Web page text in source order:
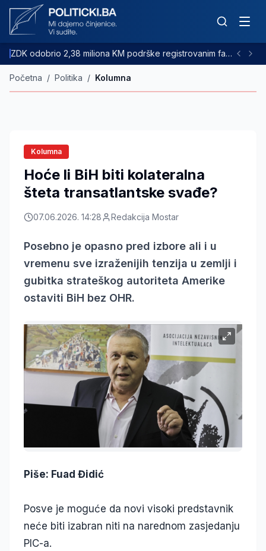
ZDK odobrio 2,38 miliona KM podrške registrovanim farmama goveda
Početna / Politika / Kolumna
Kolumna
Hoće li BiH biti kolateralna
šteta transatlantske svađe?
07.06.2026. 14:28 Redakcija Mostar
Posebno je opasno pred izbore ali i u
vremenu sve izraženijih tenzija u zemlji i
gubitka strateškog autoriteta Amerike
ostaviti BiH bez OHR.
Piše: Fuad Đidić
Posve je moguće da novi visoki predstavnik
neće biti izabran niti na narednom zasjedanju
PIC-a.